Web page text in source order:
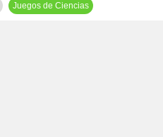
Juegos de Ciencias